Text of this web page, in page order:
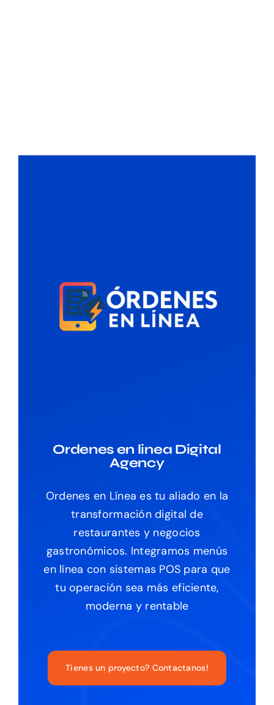
Ordenes en linea Digital
Agency
Ordenes en Línea es tu aliado en la
transformación digital de
restaurantes y negocios
gastronómicos. Integramos menús
en línea con sistemas POS para que
tu operación sea más eficiente,
moderna y rentable
Tienes un proyecto? Contactanos!